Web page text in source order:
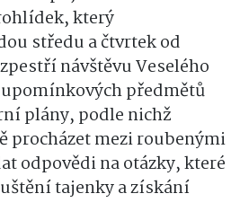
dílniček a
který
středu a čtvrtek od
návštěvu Veselého
předmětů
plány, podle nichž
procházet mezi roubenými
odpovědi na otázky, které